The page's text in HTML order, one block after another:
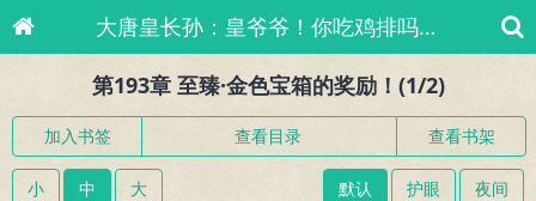
大唐皇长孙：皇爷爷！你吃鸡排吗[就爱来小说网]
第193章 至臻·金色宝箱的奖励！(1/2)
加入书签 查看目录 查看书架
小 中 大 默认 护眼 夜间